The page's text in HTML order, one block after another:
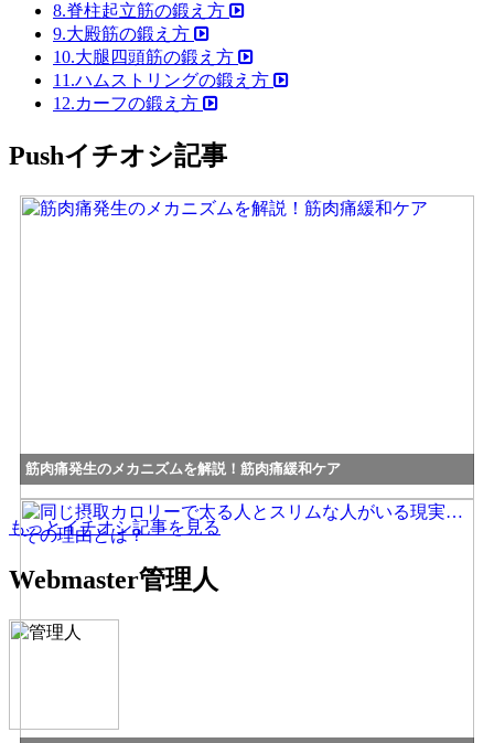
8.脊柱起立筋の鍛え方
9.大殿筋の鍛え方
10.大腿四頭筋の鍛え方
11.ハムストリングの鍛え方
12.カーフの鍛え方
Pushイチオシ記事
筋肉痛発生のメカニズムを解説！筋肉痛緩和ケア
もっとイチオシ記事を見る
Webmaster管理人